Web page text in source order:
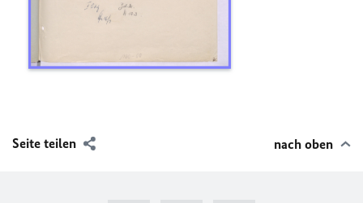
Seite teilen nach oben